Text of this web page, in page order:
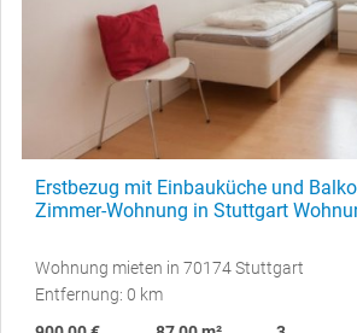
Erstbezug mit Einbauküche und
Zimmer-Wohnung in Stuttgart
Wohnung mieten in 70174 Stuttgart
Entfernung: 0 km